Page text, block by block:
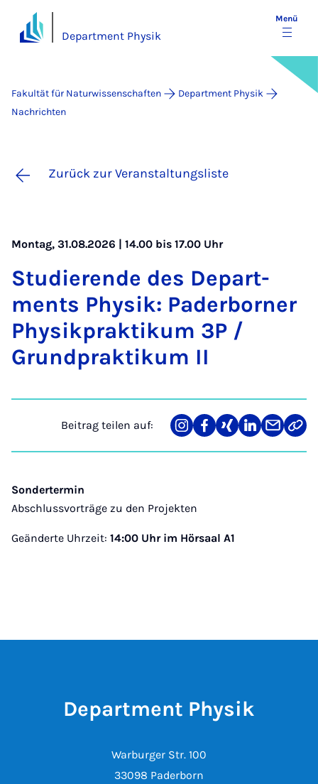
Department Physik
Menü
Fakultät für Naturwissenschaften
Department Physik
Nachrichten
Zurück zur Veranstaltungsliste
Montag, 31.08.2026 | 14.00 bis 17.00 Uhr
Stu­die­ren­de des De­part­
ments Phy­sik: Pa­der­bor­ner
Phy­sik­prak­ti­kum 3P /
Grund­prak­ti­kum II
Beitrag teilen auf:
Teilen
auf
Teilen
auf
Teilen
auf
Teilen
auf
Teilen
über
Link
Sondertermin
Abschlussvorträge zu den Projekten
Geänderte Uhrzeit: 14:00 Uhr im Hörsaal A1
Department Physik
Warburger Str. 100
33098 Paderborn